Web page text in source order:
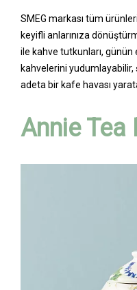
SMEG markası tüm
keyifli anlarınıza
ile kahve tutkunları,
kahvelerini yudumlayabilir,
adeta bir kafe havası
Annie Tea